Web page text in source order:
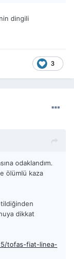
dingili
3
odaklandım.
ölümlü kaza
dikkat
tofas-fiat-linea-